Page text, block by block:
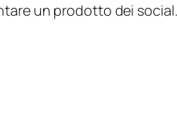
un prodotto dei social.